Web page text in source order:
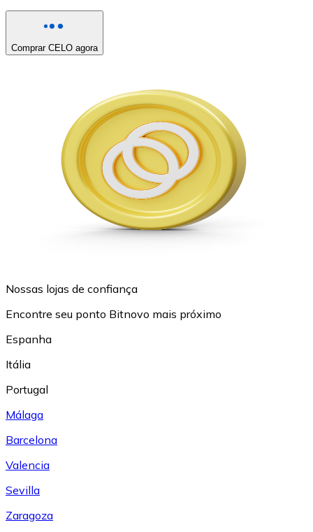
Comprar CELO agora
Nossas lojas de confiança
Encontre seu ponto Bitnovo mais próximo
Espanha
Itália
Portugal
Málaga
Barcelona
Valencia
Sevilla
Zaragoza